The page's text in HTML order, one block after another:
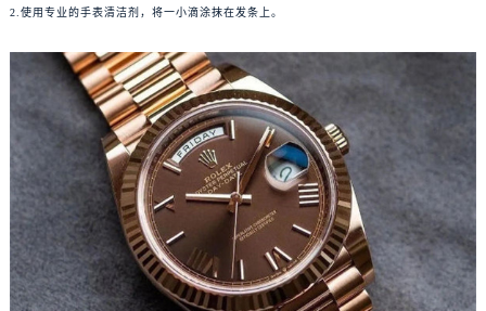
2.使用专业的手表清洁剂，将一小滴涂抹在发条上。